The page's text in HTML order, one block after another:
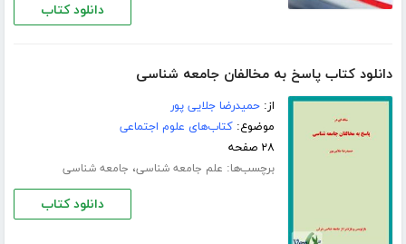
دانلود کتاب
دانلود کتاب پاسخ به مخالفان جامعه شناسی
از:حمیدرضا جلایی پور
موضوع:کتاب‌های علوم اجتماعی
۲۸ صفحه
برچسب‌ها: علم جامعه شناسی، جامعه شناسی
دانلود کتاب